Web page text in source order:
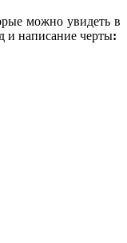
можно увидеть в
и написание черты: